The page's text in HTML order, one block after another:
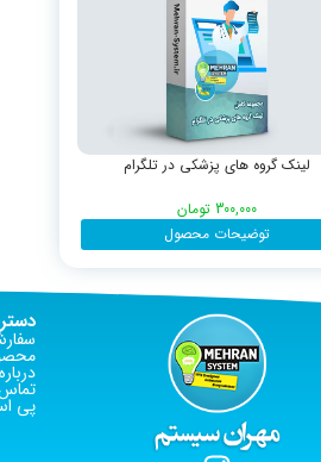
لینک گروه های پزشکی در تلگرام
300,000 تومان
توضیحات محصول
تماس
پی